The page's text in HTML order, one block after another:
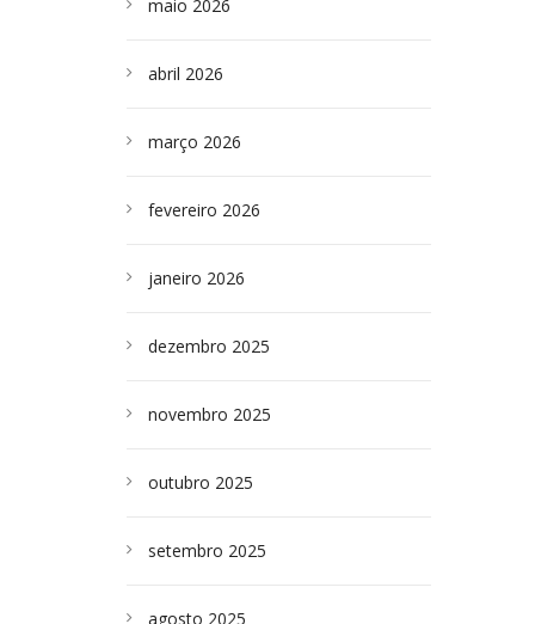
maio 2026
abril 2026
março 2026
fevereiro 2026
janeiro 2026
dezembro 2025
novembro 2025
outubro 2025
setembro 2025
agosto 2025